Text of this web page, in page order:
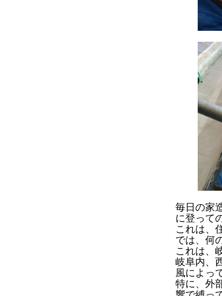
毎日の家
に登って
これは、
では、何
これは、
岐阜内、
風によっ
特に、外